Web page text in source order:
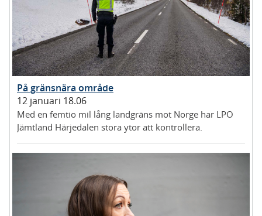
På gränsnära område
12 januari 18.06
Med en femtio mil lång landgräns mot Norge har LPO
Jämtland Härjedalen stora ytor att kontrollera.